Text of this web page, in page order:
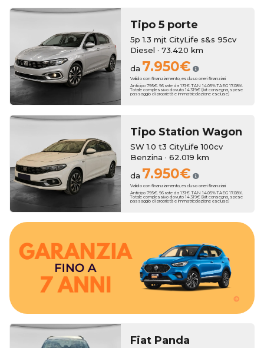
Tipo 5 porte
5p 1.3 mjt CityLife s&s 95cv
Diesel · 73.420 km
da 7.950€
Valido con finanziamento, escluso oneri finanziari
Anticipo 795€. 96 rate da 131€. TAN 14.05% TAEG 17.08%.
Totale complessivo dovuto 14.319€ (kit consegna, spese
passaggio di proprietà e immatricolazione escluse)
Tipo Station Wagon
SW 1.0 t3 CityLife 100cv
Benzina · 62.019 km
da 7.950€
Valido con finanziamento, escluso oneri finanziari
Anticipo 795€. 96 rate da 131€. TAN 14.05% TAEG 17.08%.
Totale complessivo dovuto 14.319€ (kit consegna, spese
passaggio di proprietà e immatricolazione escluse)
Le vetture km zero godono di due anni di garanzia di casa
madre, al pari delle auto nuove, mentre sui modelli usati
beneficerai di un anno di garanzia Erreti Auto.
In entrambi i casi, al momento dell'acquisto, puoi scegliere di
estendere la copertura fino a 7 anni.
Fiat Panda